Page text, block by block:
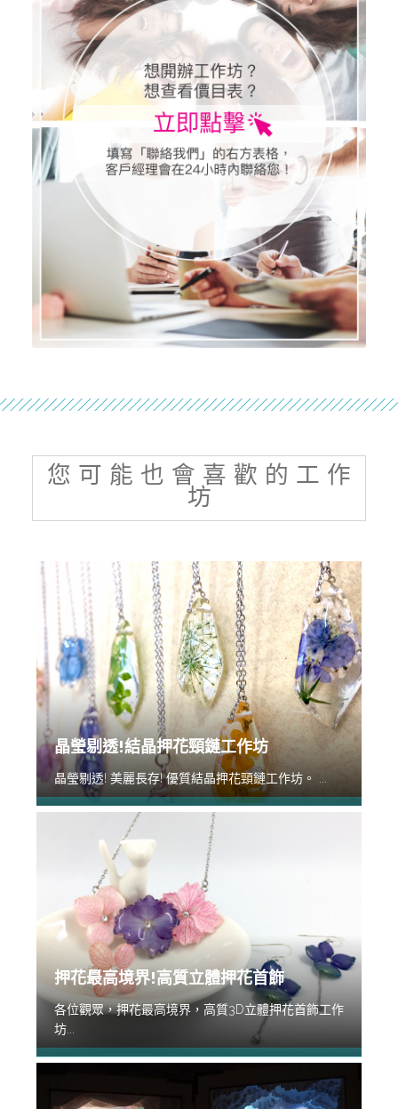
您 可 能 也 會 喜 歡 的 工 作
坊
晶瑩剔透!結晶押花頸鏈工作坊
晶瑩剔透! 美麗長存! 優質結晶押花頸鏈工作坊。 ...
押花最高境界!高質立體押花首飾
各位觀眾，押花最高境界，高質3D立體押花首飾工作
坊...